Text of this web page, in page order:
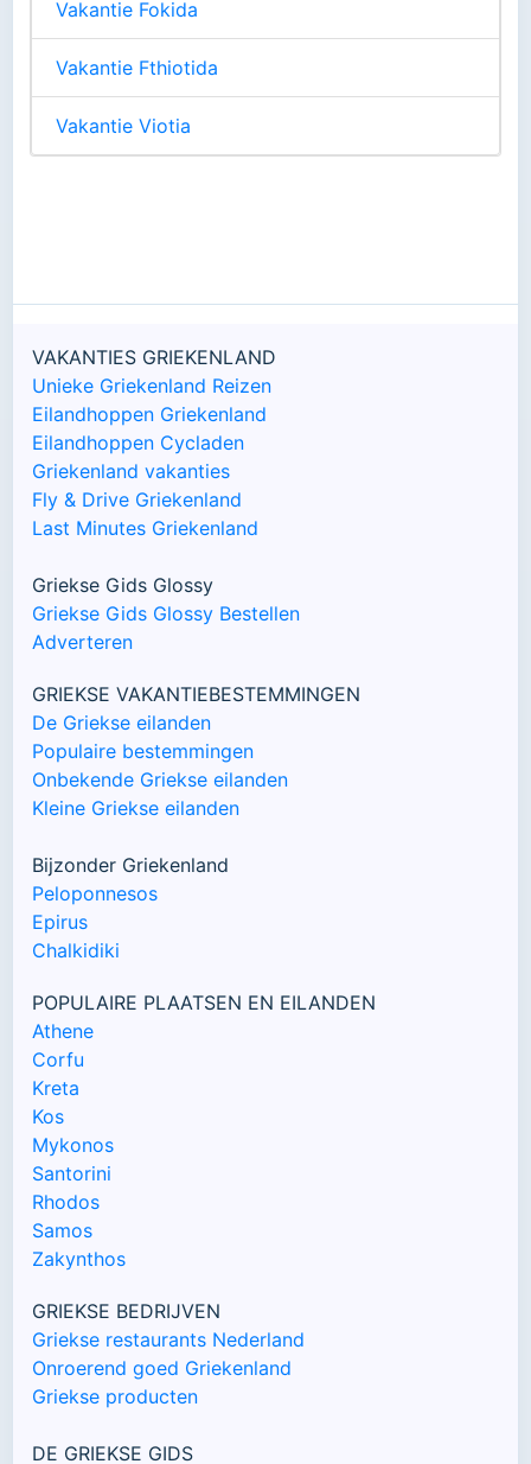
Vakantie Fokida
Vakantie Fthiotida
Vakantie Viotia
VAKANTIES GRIEKENLAND
Unieke Griekenland Reizen
Eilandhoppen Griekenland
Eilandhoppen Cycladen
Griekenland vakanties
Fly & Drive Griekenland
Last Minutes Griekenland
Griekse Gids Glossy
Griekse Gids Glossy Bestellen
Adverteren
GRIEKSE VAKANTIEBESTEMMINGEN
De Griekse eilanden
Populaire bestemmingen
Onbekende Griekse eilanden
Kleine Griekse eilanden
Bijzonder Griekenland
Peloponnesos
Epirus
Chalkidiki
POPULAIRE PLAATSEN EN EILANDEN
Athene
Corfu
Kreta
Kos
Mykonos
Santorini
Rhodos
Samos
Zakynthos
GRIEKSE BEDRIJVEN
Griekse restaurants Nederland
Onroerend goed Griekenland
Griekse producten
DE GRIEKSE GIDS